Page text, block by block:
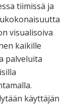
tiimissä ja
visualisoiva
kaikille
palveluita
käyttäjän